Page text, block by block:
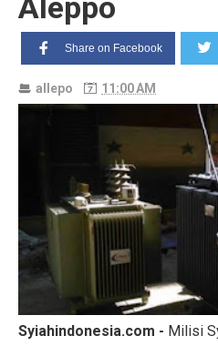
Aleppo
Share on Facebook
allepo 11:00 AM
Syiahindonesia.com - Milisi